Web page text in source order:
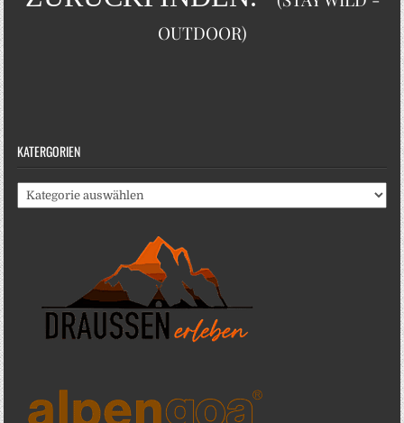
OUTDOOR)
KATERGORIEN
Katergorien